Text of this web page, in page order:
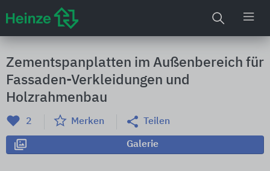
Zementspanplatten im Außenbereich für
Fassaden-Verkleidungen und
Holzrahmenbau
2 Merken Teilen
Galerie